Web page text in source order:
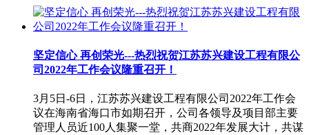
坚定信心 再创荣光---热烈祝贺江苏苏兴建设工程有限公
司2022年工作会议隆重召开！
3月5日-6日，江苏苏兴建设工程有限公司2022年工作会
议在海南省海口市如期召开，公司各领导及项目部主要
管理人员近100人集聚一堂，共商2022年发展大计，共谋